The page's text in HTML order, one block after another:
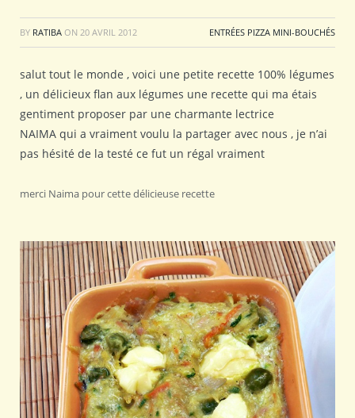
BY RATIBA ON 20 AVRIL 2012 ENTRÉES PIZZA MINI-BOUCHÉS
salut tout le monde , voici une petite recette 100% légumes
, un délicieux flan aux légumes une recette qui ma étais
gentiment proposer par une charmante lectrice
NAIMA qui a vraiment voulu la partager avec nous , je n’ai
pas hésité de la testé ce fut un régal vraiment
merci Naima pour cette délicieuse recette